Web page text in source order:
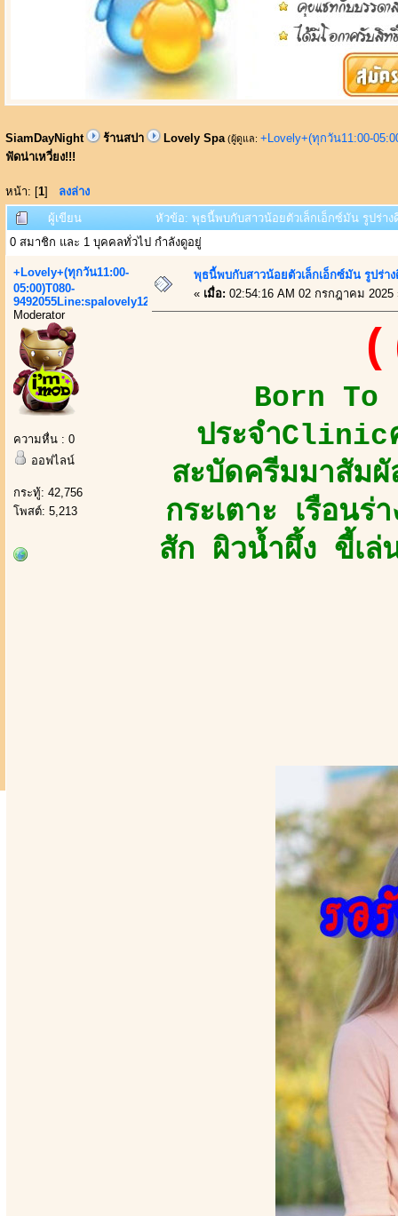
SiamDayNight ร้านสปา Lovely Spa (ผู้ดูแล: +Lovely+(ทุกวัน11:00-
ฟัดน่าเหวี่ยง!!!
หน้า: [1] ลงล่าง
ผู้เขียน
หัวข้อ: พุธนี้พบกับสาวน้อยตัวเล็กเอ็กซ์มัน รูปร่า
0 สมาชิก และ 1 บุคคลทั่วไป กำลังดูอยู่
+Lovely+(ทุกวัน11:00-
05:00)T080-
9492055Line:spalovely123
Moderator
ความหื่น : 0
ออฟไลน์
กระทู้: 42,756
โพสต์: 5,213
พุธนี้พบกับสาวน้อยตัวเล็กเอ็กซ์มัน รูปร่า
« เมื่อ: 02:54:16 AM 02 กรกฎาคม 2025
Born To
ประจำClinic
สะบัดครีมมาสัมผั
กระเตาะ เรือน
สัก ผิวน้ำผึ้ง ขี้เล่